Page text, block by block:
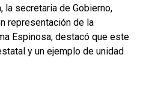
la secretaria de Gobierno,
representación de la
Espinosa, destacó que este
y un ejemplo de unidad